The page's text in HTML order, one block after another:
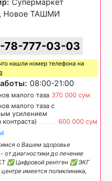
Новое ТАШМИ
78-777-03-03
нашли номер телефона на
08:00-21:00
малого таза 370 000 сум
малого таза с
усилением
контраста)
600 000 сум
о Вашем здоровье
диагностики до лечение
✅ Цифровой рентген ✅ ЭКГ
имеется поликлиника,